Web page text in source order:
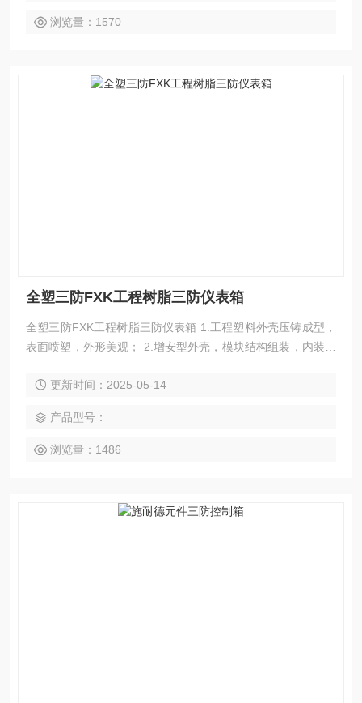
浏览量：1570
全塑三防FXK工程树脂三防仪表箱
全塑三防FXK工程树脂三防仪表箱 1.工程塑料外壳压铸成型，
表面喷塑，外形美观； 2.增安型外壳，模块结构组装，内装防
壳，内装指示灯、电流表、电压表、按钮、转换个、继电器
更新时间：2025-05-14
产品型号：
浏览量：1486